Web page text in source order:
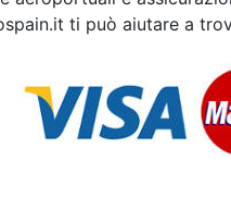
ti può aiutare a